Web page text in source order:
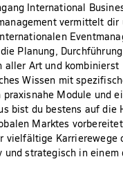
International
vermittelt dir
Planung,
aller Art und kombinierst
Wissen mit
praxisnahe Module und
bist du bestens auf die
Marktes
vielfältige Karrierewege
und strategisch in einem